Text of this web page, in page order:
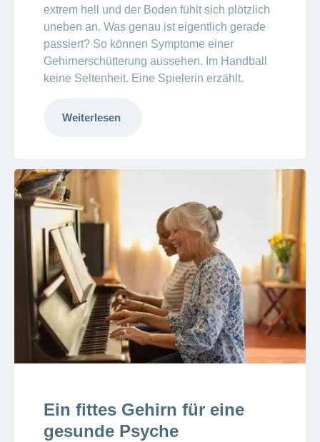
extrem hell und der Boden fühlt sich plötzlich
uneben an. Was genau ist eigentlich gerade
passiert? So können Symptome einer
Gehirnerschütterung aussehen. Im Handball
keine Seltenheit. Eine Spielerin erzählt.
Weiterlesen
Ein fittes Gehirn für eine
gesunde Psyche